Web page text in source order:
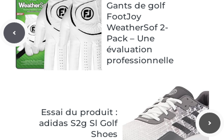
Gants de golf
FootJoy
WeatherSof 2-
Pack – Une
évaluation
professionnelle
Essai du produit :
adidas S2g Sl Golf
Shoes